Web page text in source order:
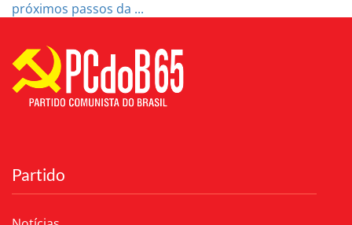
próximos passos da ...
Partido